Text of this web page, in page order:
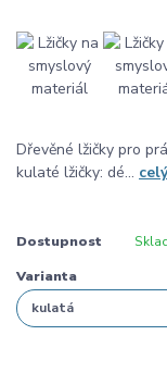
Dřevěné lžičky pro
kulaté lžičky: dé...
Dostupnost
Varianta